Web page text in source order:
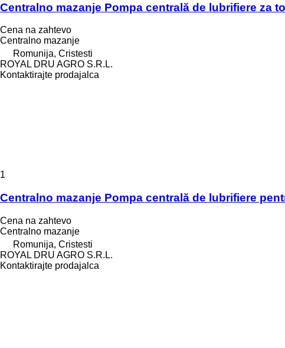
Centralno mazanje Pompa centrală de lubrifiere za
Cena na zahtevo
Centralno mazanje
Romunija, Cristesti
ROYAL DRU AGRO S.R.L.
Kontaktirajte prodajalca
1
Centralno mazanje Pompa centrală de lubrifiere
Cena na zahtevo
Centralno mazanje
Romunija, Cristesti
ROYAL DRU AGRO S.R.L.
Kontaktirajte prodajalca